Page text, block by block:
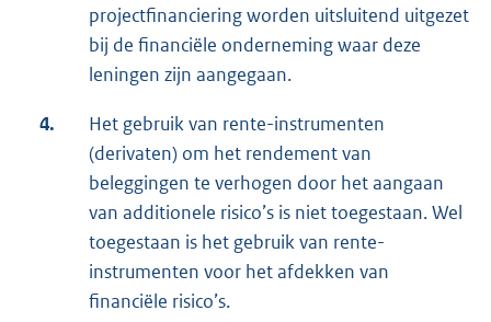
projectfinanciering worden uitsluitend uitgezet
bij de financiële onderneming waar deze
leningen zijn aangegaan.
4.
Het gebruik van rente-instrumenten
(derivaten) om het rendement van
beleggingen te verhogen door het aangaan
van additionele risico’s is niet toegestaan. Wel
toegestaan is het gebruik van rente-
instrumenten voor het afdekken van
financiële risico’s.